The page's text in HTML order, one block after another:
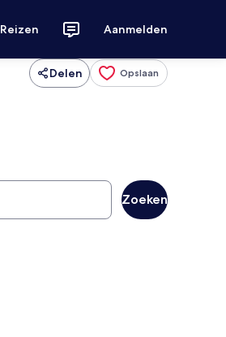
Reizen Aanmelden
Delen Opslaan
Zoeken